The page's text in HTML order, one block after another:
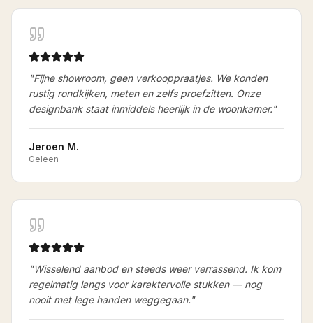
"Fijne showroom, geen verkooppraatjes. We konden
rustig rondkijken, meten en zelfs proefzitten. Onze
designbank staat inmiddels heerlijk in de woonkamer."
Jeroen M.
Geleen
"Wisselend aanbod en steeds weer verrassend. Ik kom
regelmatig langs voor karaktervolle stukken — nog
nooit met lege handen weggegaan."